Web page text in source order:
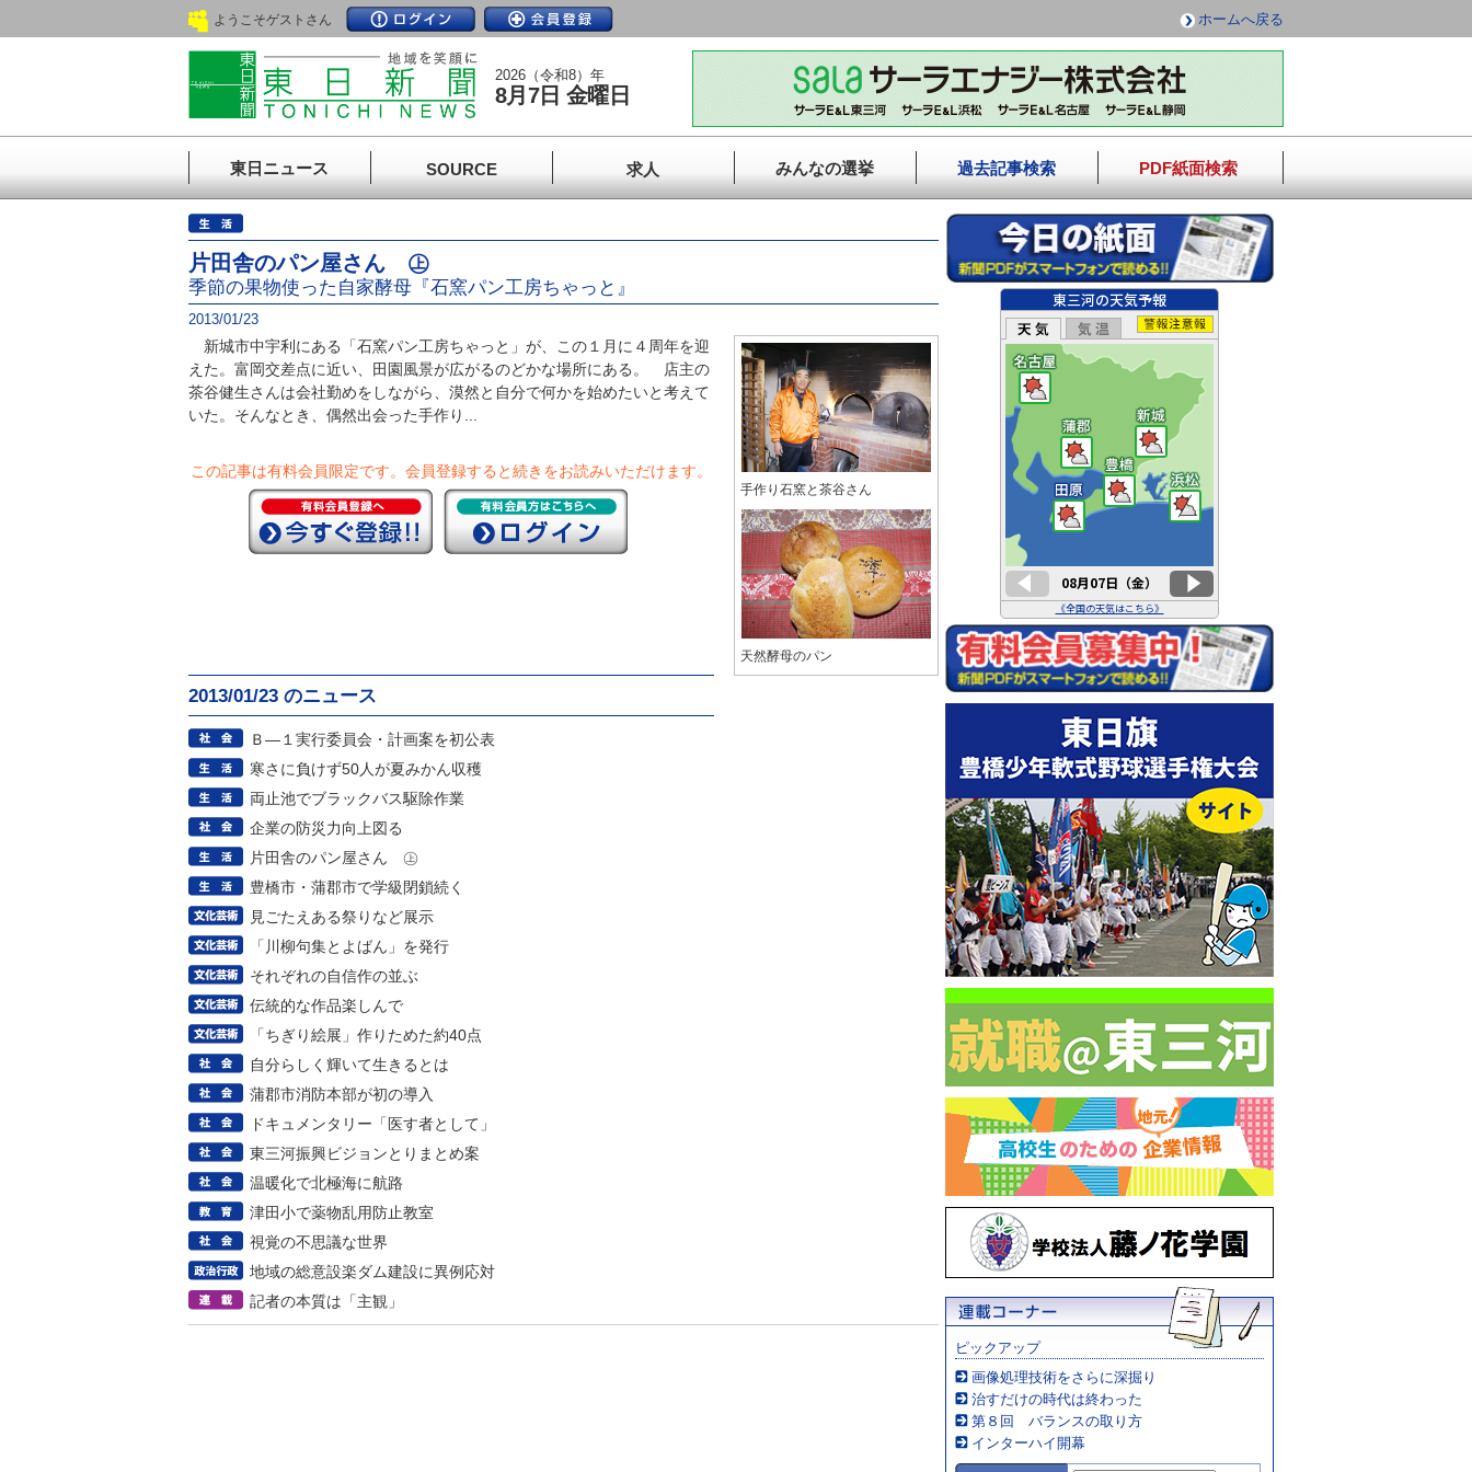
ようこそゲストさん ホームへ戻る
2026（令和8）年
8月7日 金曜日
東日ニュース SOURCE 求人 みんなの選挙 過去記事検索 PDF紙面検索
片田舎のパン屋さん ㊤
季節の果物使った自家酵母『石窯パン工房ちゃっと』
2013/01/23
新城市中宇利にある「石窯パン工房ちゃっと」が、この１月に４周年を迎
えた。富岡交差点に近い、田園風景が広がるのどかな場所にある。 店主の
茶谷健生さんは会社勤めをしながら、漠然と自分で何かを始めたいと考えて
いた。そんなとき、偶然出会った手作り...
この記事は有料会員限定です。 会員登録すると続きをお読みいただけます。
2013/01/23 のニュース
Ｂ―１実行委員会・計画案を初公表
寒さに負けず50人が夏みかん収穫
両止池でブラックバス駆除作業
企業の防災力向上図る
片田舎のパン屋さん ㊤
豊橋市・蒲郡市で学級閉鎖続く
見ごたえある祭りなど展示
「川柳句集とよばん」を発行
それぞれの自信作の並ぶ
伝統的な作品楽しんで
「ちぎり絵展」作りためた約40点
自分らしく輝いて生きるとは
蒲郡市消防本部が初の導入
ドキュメンタリー「医す者として」
東三河振興ビジョンとりまとめ案
温暖化で北極海に航路
津田小で薬物乱用防止教室
視覚の不思議な世界
地域の総意設楽ダム建設に異例応対
記者の本質は「主観」
手作り石窯と茶谷さん
天然酵母のパン
ピックアップ
画像処理技術をさらに深掘り
治すだけの時代は終わった
第８回 バランスの取り方
インターハイ開幕